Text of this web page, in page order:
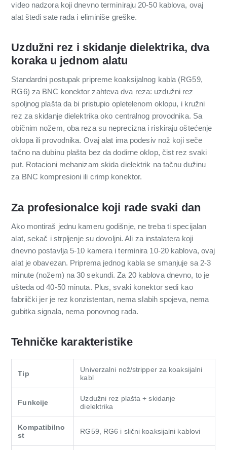
video nadzora koji dnevno terminiraju 20-50 kablova, ovaj
alat štedi sate rada i eliminiše greške.
Uzdužni rez i skidanje dielektrika, dva
koraka u jednom alatu
Standardni postupak pripreme koaksijalnog kabla (RG59,
RG6) za BNC konektor zahteva dva reza: uzdužni rez
spoljnog plašta da bi pristupio opletelenom oklopu, i kružni
rez za skidanje dielektrika oko centralnog provodnika. Sa
običnim nožem, oba reza su neprecizna i riskiraju oštećenje
oklopa ili provodnika. Ovaj alat ima podesiv nož koji seče
tačno na dubinu plašta bez da dodirne oklop, čist rez svaki
put. Rotacioni mehanizam skida dielektrik na tačnu dužinu
za BNC kompresioni ili crimp konektor.
Za profesionalce koji rade svaki dan
Ako montiraš jednu kameru godišnje, ne treba ti specijalan
alat, sekač i strpljenje su dovoljni. Ali za instalatera koji
dnevno postavlja 5-10 kamera i terminira 10-20 kablova, ovaj
alat je obavezan. Priprema jednog kabla se smanjuje sa 2-3
minute (nožem) na 30 sekundi. Za 20 kablova dnevno, to je
ušteda od 40-50 minuta. Plus, svaki konektor sedi kao
fabriički jer je rez konzistentan, nema slabih spojeva, nema
gubitka signala, nema ponovnog rada.
Tehničke karakteristike
Tip
Univerzalni nož/stripper za koaksijalni
kabl
Funkcije
Uzdužni rez plašta + skidanje
dielektrika
Kompatibilno
st
RG59, RG6 i slični koaksijalni kablovi